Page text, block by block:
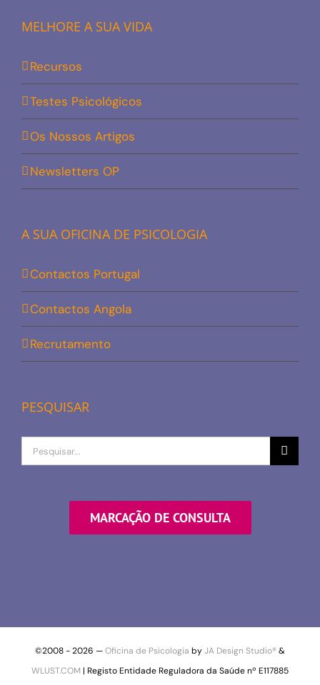
MELHORE A SUA VIDA
Recursos
Testes Psicológicos
Os Nossos Artigos
Newsletters OP
A SUA OFICINA DE PSICOLOGIA
Contactos Portugal
Contactos Angola
Recrutamento
PESQUISAR
Procurar
por
MARCAÇÃO DE CONSULTA
©2008 -2026 —Oficina de Psicologia byJA Design Studio®&
WLUST.COM | Registo Entidade Reguladora da Saúde nº E117885